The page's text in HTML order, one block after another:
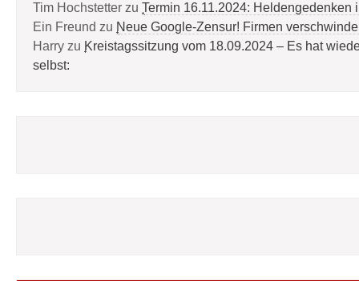
Tim Hochstetter zu Termin 16.11.2024: Heldengedenken
Ein Freund zu Neue Google-Zensur! Firmen
Harry zu Kreistagssitzung vom 18.09.2024 – Es hat
selbst: